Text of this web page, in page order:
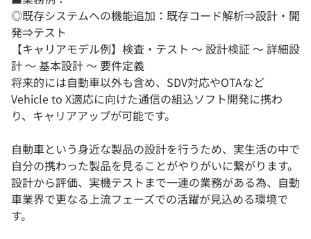
◎既存システムへの機能追加：既存コード解析⇒設計・開
発⇒テスト
【キャリアモデル例】検査・テスト ～ 設計検証 ～ 詳細設
計 ～ 基本設計 ～ 要件定義
将来的には自動車以外も含め、SDV対応やOTAなど
Vehicle to X適応に向けた通信の組込ソフト開発に携わ
り、キャリアアップが可能です。
自動車という身近な製品の設計を行うため、実生活の中で
自分の携わった製品を見ることがやりがいに繋がります。
設計から評価、実機テストまで一連の業務がある為、自動
車業界で更なる上流フェーズでの活躍が見込める環境で
す。